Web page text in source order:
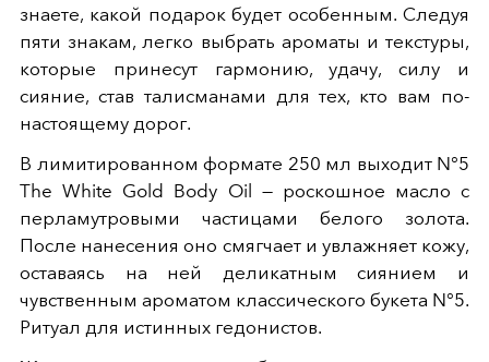
знаете, какой подарок будет особенным. Следуя
пяти знакам, легко выбрать ароматы и текстуры,
которые принесут гармонию, удачу, силу и
сияние, став талисманами для тех, кто вам по-
настоящему дорог.
В лимитированном формате 250 мл выходит N°5
The White Gold Body Oil — роскошное масло с
перламутровыми частицами белого золота.
После нанесения оно смягчает и увлажняет кожу,
оставаясь на ней деликатным сиянием и
чувственным ароматом классического букета N°5.
Ритуал для истинных гедонистов.